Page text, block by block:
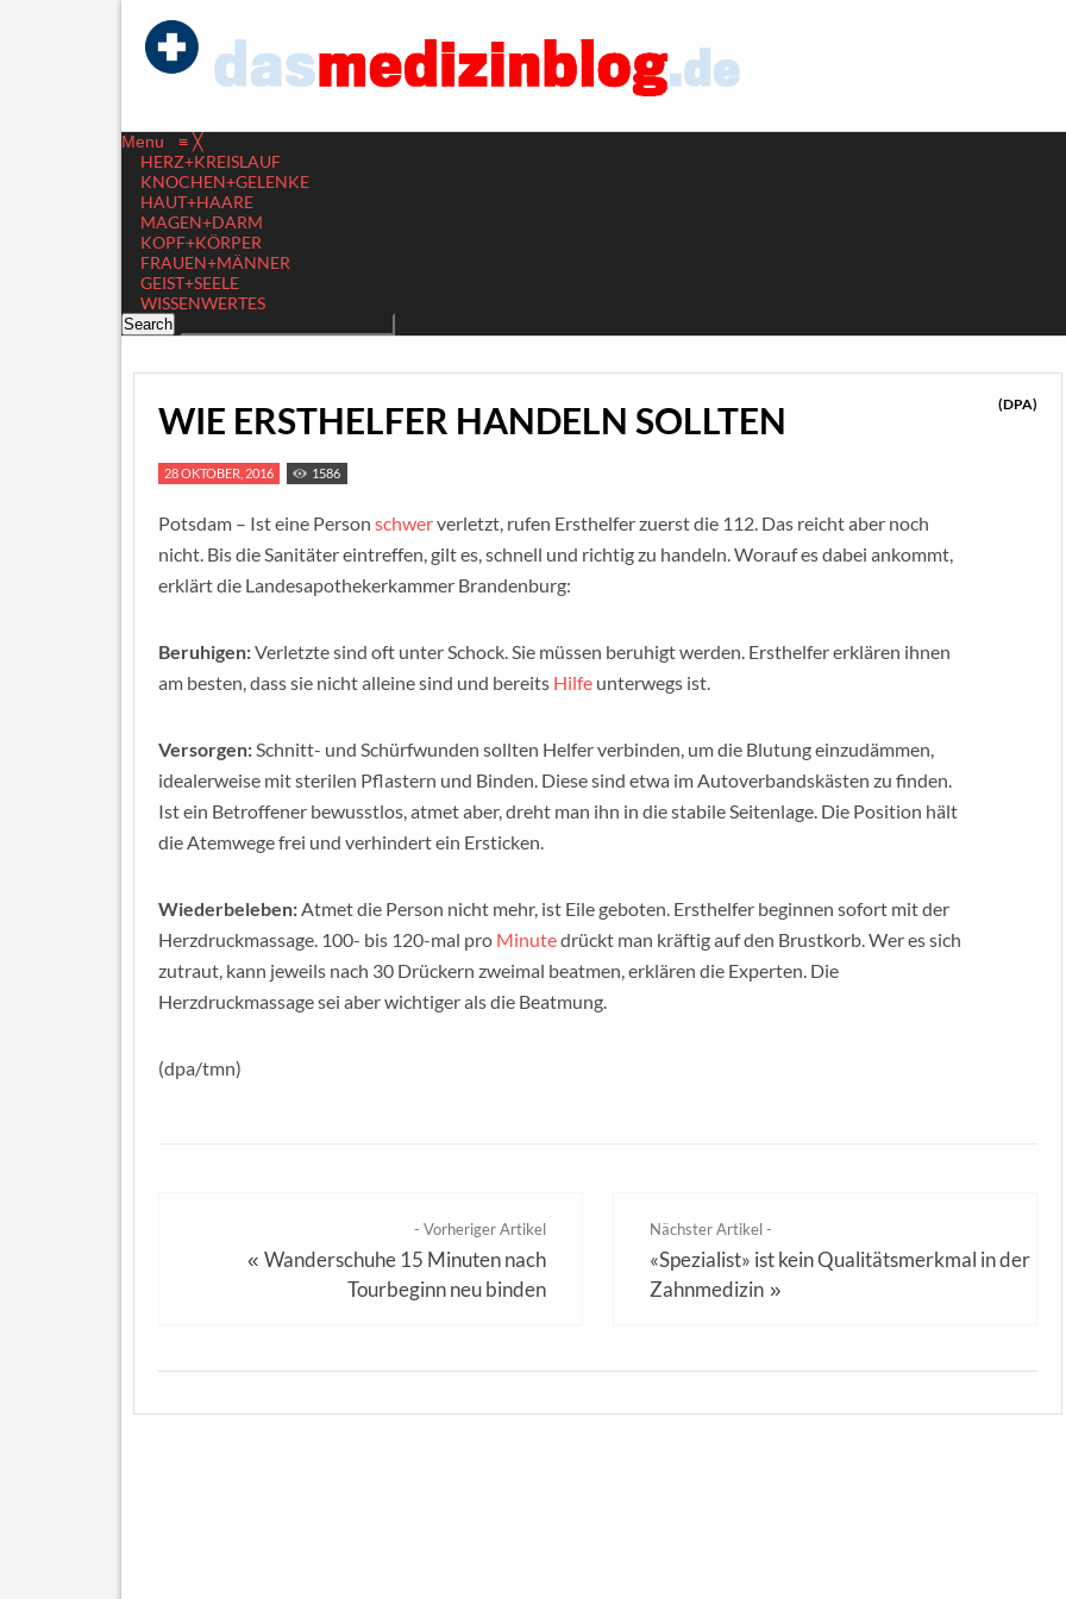
Menu ≡ ╳
HERZ+KREISLAUF
KNOCHEN+GELENKE
HAUT+HAARE
MAGEN+DARM
KOPF+KÖRPER
FRAUEN+MÄNNER
GEIST+SEELE
WISSENWERTES
WIE ERSTHELFER HANDELN SOLLTEN (DPA)
28 OKTOBER, 2016 1586
Potsdam – Ist eine Person schwerverletzt, rufen Ersthelfer zuerst die 112. Das reicht aber noch
nicht. Bis die Sanitäter eintreffen, gilt es, schnell und richtig zu handeln. Worauf es dabei ankommt,
erklärt die Landesapothekerkammer Brandenburg:
Beruhigen:Verletzte sind oft unter Schock. Sie müssen beruhigt werden. Ersthelfer erklären ihnen
am besten, dass sie nicht alleine sind und bereits Hilfe unterwegs ist.
Versorgen:Schnitt- und Schürfwunden sollten Helfer verbinden, um die Blutung einzudämmen,
idealerweise mit sterilen Pflastern und Binden. Diese sind etwa im Autoverbandskästen zu finden.
Ist ein Betroffener bewusstlos, atmet aber, dreht man ihn in die stabile Seitenlage. Die Position hält
die Atemwege frei und verhindert ein Ersticken.
Wiederbeleben:Atmet die Person nicht mehr, ist Eile geboten. Ersthelfer beginnen sofort mit der
Herzdruckmassage. 100- bis 120-mal pro Minutedrückt man kräftig auf den Brustkorb. Wer es sich
zutraut, kann jeweils nach 30 Drückern zweimal beatmen, erklären die Experten. Die
Herzdruckmassage sei aber wichtiger als die Beatmung.
(dpa/tmn)
- Vorheriger Artikel
« Wanderschuhe 15 Minuten nach
Tourbeginn neu binden
Nächster Artikel -
«Spezialist» ist kein Qualitätsmerkmal in der
Zahnmedizin »